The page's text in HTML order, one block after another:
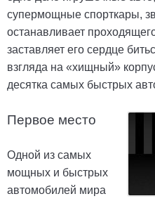
супермощные спорткары,
останавливает
заставляет его сердце
взгляда на «хищный»
десятка самых быстрых
Первое место
Одной из самых
мощных и быстрых
автомобилей мира